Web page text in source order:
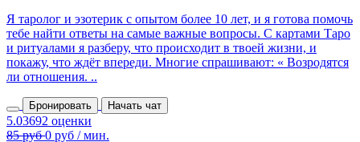
Я таролог и эзотерик с опытом более 10 лет, и я готова помочь
тебе найти ответы на самые важные вопросы. С картами Таро
и ритуалами я разберу, что происходит в твоей жизни, и
покажу, что ждёт впереди. Многие спрашивают: « Возродятся
ли отношения. ..
Бронировать Начать чат